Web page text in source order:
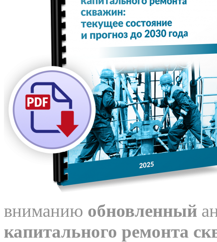
вниманию обновленный
капитального ремонта